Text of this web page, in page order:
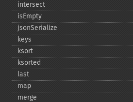
intersect
isEmpty
jsonSerialize
keys
ksort
ksorted
last
map
merge